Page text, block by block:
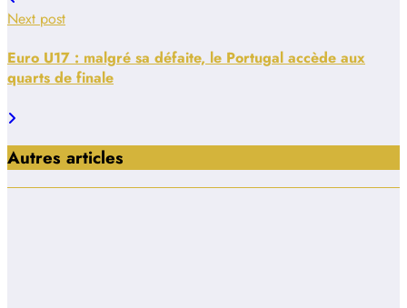
Next post
Euro U17 : malgré sa défaite, le Portugal accède aux
quarts de finale
Autres articles